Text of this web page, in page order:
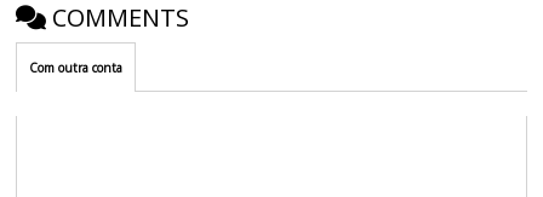
COMMENTS
Com outra conta